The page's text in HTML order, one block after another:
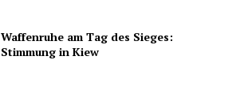
Waffenruhe am Tag des Sieges:
Stimmung in Kiew